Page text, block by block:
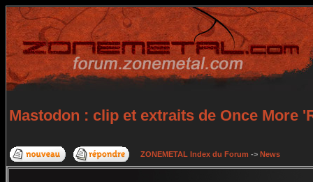
Mastodon : clip et extraits de Once More
ZONEMETAL Index du Forum -> News